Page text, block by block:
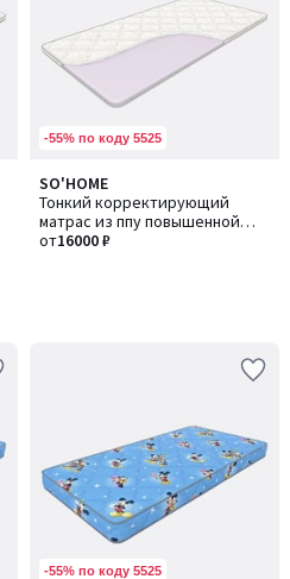
-55% по коду 5525
SO'HOME
Тонкий корректирующий
матрас из ппу повышенной
плотности, ППУ 20
от16000 ₽
-55% по коду 5525